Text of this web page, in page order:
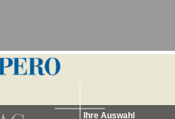
Ihre Auswahl